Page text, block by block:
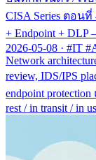
CISA Series ตอน
+ Endpoint +
2026-05-08 · #IT
Network
review, IDS/IPS
endpoint
rest / in transit / in